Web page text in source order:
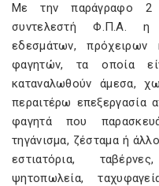
Με την παράγραφο 2
συντελεστή Φ.Π.Α. η
εδεσμάτων,
φαγητών, τα οποία
καταναλωθούν άμεσα,
περαιτέρω επεξεργασία
φαγητά που
τηγάνισμα, ζέσταμα ή
εστιατόρια,
ψητοπωλεία,